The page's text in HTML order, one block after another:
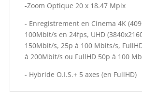
-Zoom Optique 20 x 18.47 Mpix
- Enregistrement en Cinema 4K
100Mbit/s en 24fps, UHD
150Mbit/s, 25p à 100 Mbits/s,
à 200Mbit/s ou FullHD 50p à 100
- Hybride O.I.S.+ 5 axes (en FullHD)